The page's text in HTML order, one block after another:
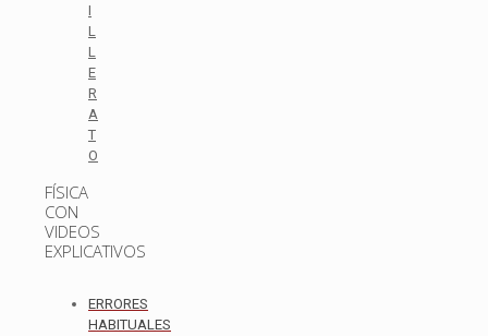
I
L
L
E
R
A
T
O
FÍSICA
CON
VIDEOS
EXPLICATIVOS
ERRORES
HABITUALES